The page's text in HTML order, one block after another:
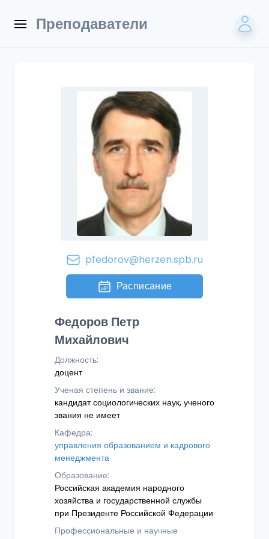
Преподаватели
pfedorov@herzen.spb.ru
Расписание
Федоров Петр
Михайлович
Должность:
доцент
Ученая степень и звание:
кандидат социологических наук, ученого
звания не имеет
Кафедра:
управления образованием и кадрового
менеджмента
Образование:
Российская академия народного
хозяйства и государственной службы
при Президенте Российской Федерации
Профессиональные и научные